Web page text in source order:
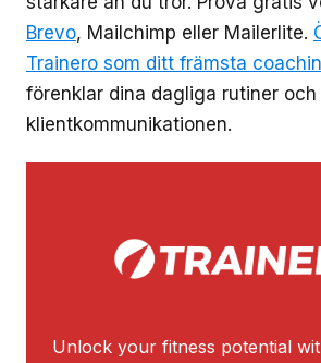
Brevo, Mailchimp eller Mailerlite.
Trainero som ditt främsta
förenklar dina dagliga rutiner
klientkommunikationen.
Unlock your fitness potential